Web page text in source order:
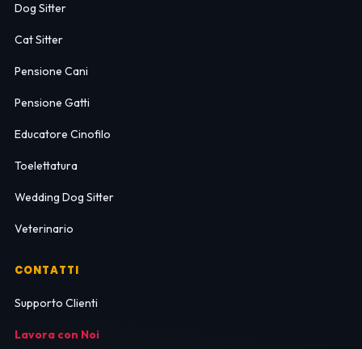
Dog Sitter
Cat Sitter
Pensione Cani
Pensione Gatti
Educatore Cinofilo
Toelettatura
Wedding Dog Sitter
Veterinario
CONTATTI
Supporto Clienti
Lavora con Noi